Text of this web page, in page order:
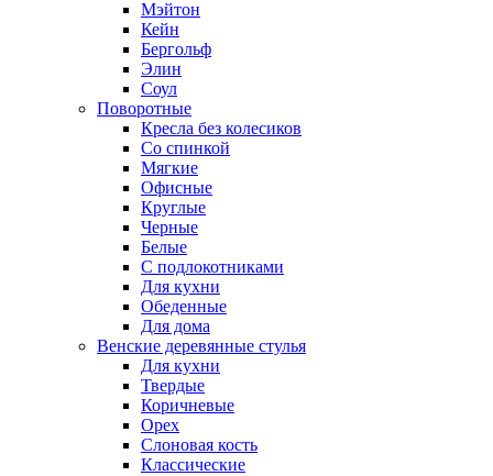
Мэйтон
Кейн
Бергольф
Элин
Соул
Поворотные
Кресла без колесиков
Со спинкой
Мягкие
Офисные
Круглые
Черные
Белые
С подлокотниками
Для кухни
Обеденные
Для дома
Венские деревянные стулья
Для кухни
Твердые
Коричневые
Орех
Слоновая кость
Классические